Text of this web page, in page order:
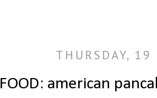
THURSDAY,
FOOD: american